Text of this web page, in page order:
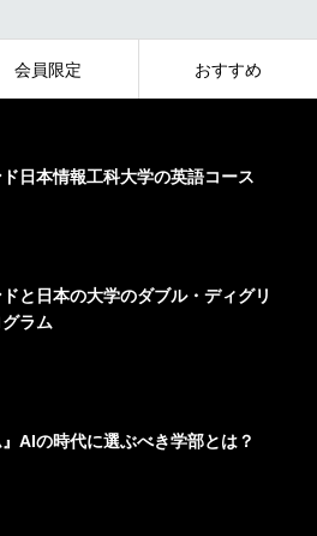
会員限定 おすすめ
日本情報工科大学の英語コース
と日本の大学のダブル・ディグリ
ラム
』AIの時代に選ぶべき学部とは？